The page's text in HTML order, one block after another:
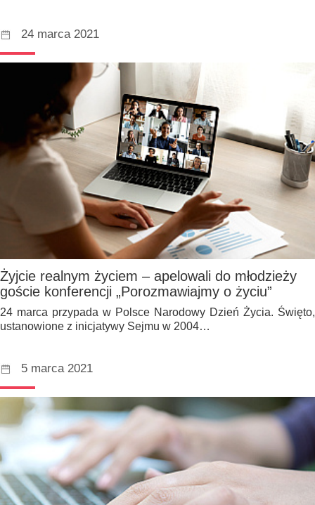
24 marca 2021
Żyjcie realnym życiem – apelowali do młodzieży
goście konferencji „Porozmawiajmy o życiu”
24 marca przypada w Polsce Narodowy Dzień Życia. Święto,
ustanowione z inicjatywy Sejmu w 2004…
5 marca 2021